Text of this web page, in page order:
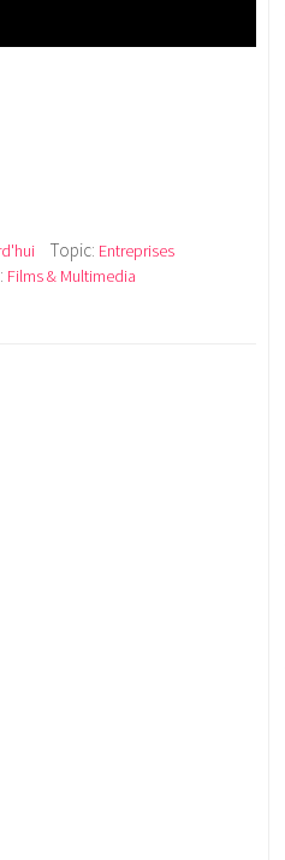
Topic: Entreprises
Films & Multimedia